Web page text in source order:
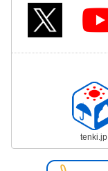
tenki.jp